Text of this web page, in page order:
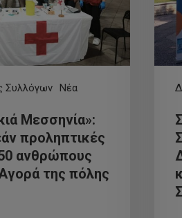
Συλλόγων Νέα
Μεσσηνία»:
προληπτικές
ανθρώπους
της πόλης